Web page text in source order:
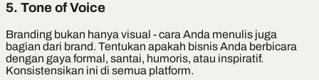
5. Tone of Voice
Branding bukan hanya visual - cara Anda menulis juga
bagian dari brand. Tentukan apakah bisnis Anda berbicara
dengan gaya formal, santai, humoris, atau inspiratif.
Konsistensikan ini di semua platform.